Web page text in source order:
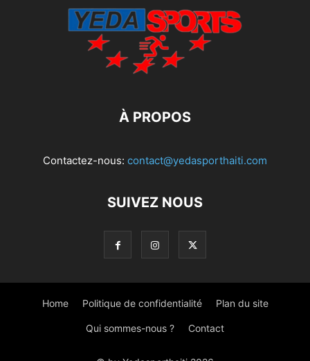
À PROPOS
Contactez-nous: contact@yedasporthaiti.com
SUIVEZ NOUS
Home Politique de confidentialité Plan du site
Qui sommes-nous ? Contact